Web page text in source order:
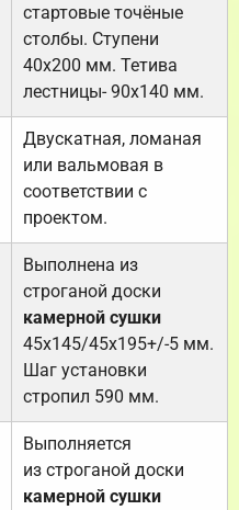
стартовые точёные
столбы. Ступени
40х200 мм. Тетива
лестницы- 90х140 мм.
Двускатная, ломаная
или вальмовая в
соответствии с
проектом.
Выполнена из
строганой доски
камерной сушки
45х145/45х195+/-5 мм.
Шаг установки
стропил 590 мм.
Выполняется
из строганой доски
камерной сушки